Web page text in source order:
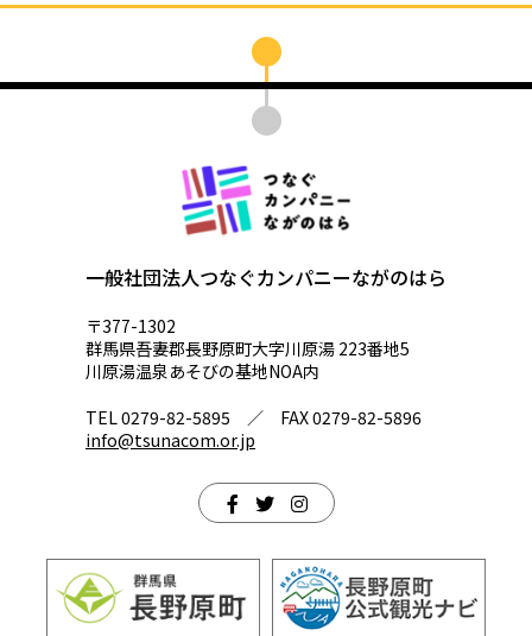
一般社団法人つなぐカンパニーながのはら
〒377-1302
群馬県吾妻郡長野原町大字川原湯 223番地5
川原湯温泉あそびの基地NOA内
TEL 0279-82-5895 ／ FAX 0279-82-5896
info@tsunacom.or.jp